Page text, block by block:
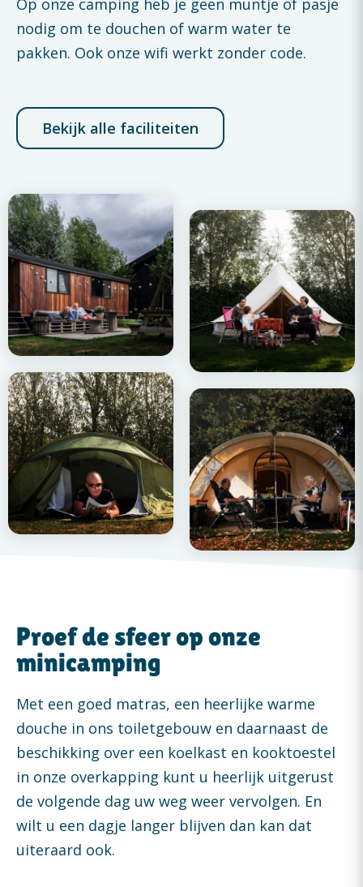
Op onze camping heb je geen muntje of pasje
nodig om te douchen of warm water te
pakken. Ook onze wifi werkt zonder code.
Bekijk alle faciliteiten
Proef de sfeer op onze
minicamping
Met een goed matras, een heerlijke warme
douche in ons toiletgebouw en daarnaast de
beschikking over een koelkast en kooktoestel
in onze overkapping kunt u heerlijk uitgerust
de volgende dag uw weg weer vervolgen. En
wilt u een dagje langer blijven dan kan dat
uiteraard ook.